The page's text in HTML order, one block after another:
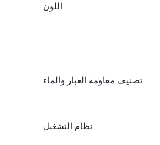
اللون
تصنيف مقاومة الغبار والماء
نظام التشغيل